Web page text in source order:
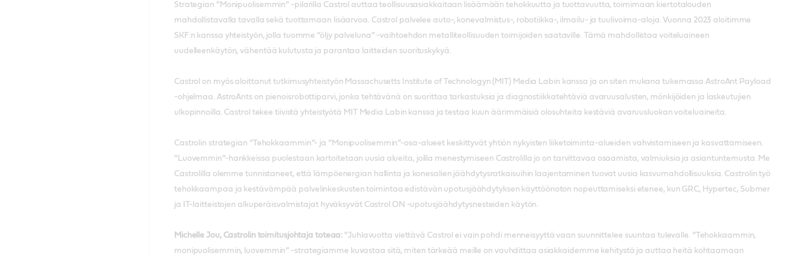
Strategian ”Monipuolisemmin” -pilarilla Castrol auttaa teollisuusasiakkaitaan lisäämään tehokkuutta ja tuottavuutta, toimimaan kiertotalouden
mahdollistavalla tavalla sekä tuottamaan lisäarvoa. Castrol palvelee auto-, konevalmistus-, robotiikka-, ilmailu- ja tuulivoima-aloja. Vuonna 2023 aloitimme
SKF:n kanssa yhteistyön, jolla tuomme ”öljy palveluna” -vaihtoehdon metalliteollisuuden toimijoiden saataville. Tämä mahdollistaa voiteluaineen
uudelleenkäytön, vähentää kulutusta ja parantaa laitteiden suorituskykyä.
Castrol on myös aloittanut tutkimusyhteistyön Massachusetts Institute of Technologyn (MIT) Media Labin kanssa ja on siten mukana tukemassa AstroAnt Payload
-ohjelmaa. AstroAnts on pienoisrobottiparvi, jonka tehtävänä on suorittaa tarkastuksia ja diagnostiikkatehtäviä avaruusalusten, mönkijöiden ja laskeutujien
ulkopinnoilla. Castrol tekee tiivistä yhteistyötä MIT Media Labin kanssa ja testaa kuun äärimmäisiä olosuhteita kestäviä avaruusluokan voiteluaineita.
Castrolin strategian ”Tehokkaammin”- ja ”Monipuolisemmin”-osa-alueet keskittyvät yhtiön nykyisten liiketoiminta-alueiden vahvistamiseen ja kasvattamiseen.
”Luovemmin”-hankkeissa puolestaan kartoitetaan uusia alueita, joilla menestymiseen Castrolilla jo on tarvittavaa osaamista, valmiuksia ja asiantuntemusta. Me
Castrolilla olemme tunnistaneet, että lämpöenergian hallinta ja konesalien jäähdytysratkaisuihin laajentaminen tuovat uusia kasvumahdollisuuksia. Castrolin työ
tehokkaampaa ja kestävämpää palvelinkeskusten toimintaa edistävän upotusjäähdytyksen käyttöönoton nopeuttamiseksi etenee, kun GRC, Hypertec, Submer
ja IT-laitteistojen alkuperäisvalmistajat hyväksyvät Castrol ON -upotusjäähdytysnesteiden käytön.
Michelle Jou, Castrolin toimitusjohtaja toteaa: ”Juhlavuotta viettävä Castrol ei vain pohdi menneisyyttä vaan suunnittelee suuntaa tulevalle. ”Tehokkaammin,
monipuolisemmin, luovemmin” -strategiamme kuvastaa sitä, miten tärkeää meille on vauhdittaa asiakkaidemme kehitystä ja auttaa heitä kohtaamaan